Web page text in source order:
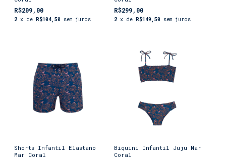
R$209,00
2 x de R$104,50 sem juros
R$299,00
2 x de R$149,50 sem juros
Shorts Infantil Elastano
Mar Coral
Biquini Infantil Juju Mar
Coral